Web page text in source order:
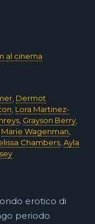
al cinema
Dermot
Lora Martinez-
Grayson Berry
Marie Wagenman
Chambers Ayla
erotico di
periodo